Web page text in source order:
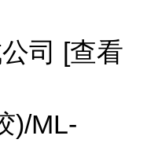
司 [查看
)/ML-